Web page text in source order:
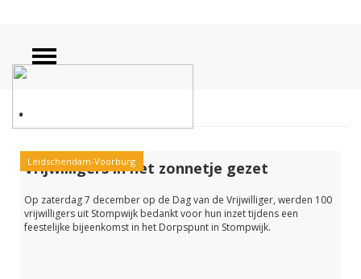
.
Leidschendam-Voorburg
Vrijwilligers in het zonnetje gezet
Op zaterdag 7 december op de Dag van de Vrijwilliger, werden 100
vrijwilligers uit Stompwijk bedankt voor hun inzet tijdens een
feestelijke bijeenkomst in het Dorpspunt in Stompwijk.